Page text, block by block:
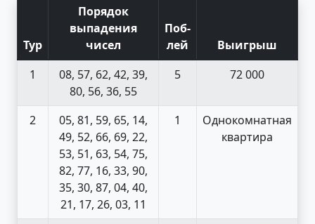
Тур
Порядок
выпадения
чисел
Поб-
лей
Выигрыш
1
08, 57, 62, 42, 39,
80, 56, 36, 55
5 72 000
2
05, 81, 59, 65, 14,
49, 52, 66, 69, 22,
53, 51, 63, 54, 75,
82, 77, 16, 33, 90,
35, 30, 87, 04, 40,
21, 17, 26, 03, 11
1
Однокомнатная
квартира